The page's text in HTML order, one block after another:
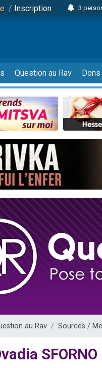
/ Inscription
3
3
3
2
13
30
Il
12
3
2
2
3
8
61
Il
Ariel
Question au Rav Dons
au Rav Sources /
SFORNO